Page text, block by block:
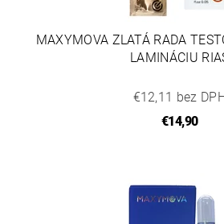
MAXYMOVA ZLATÁ RADA
LAMINÁCIU
€12,11 bez
€14,90